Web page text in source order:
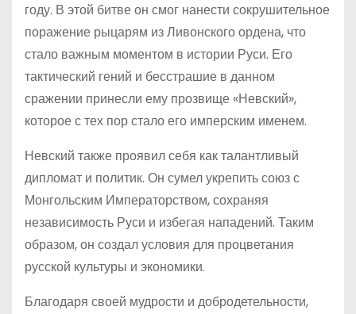
году. В этой битве он смог нанести сокрушительное
поражение рыцарям из Ливонского ордена, что
стало важным моментом в истории Руси. Его
тактический гений и бесстрашие в данном
сражении принесли ему прозвище «Невский»,
которое с тех пор стало его имперским именем.
Невский также проявил себя как талантливый
дипломат и политик. Он сумел укрепить союз с
Монгольским Императорством, сохраняя
независимость Руси и избегая нападений. Таким
образом, он создал условия для процветания
русской культуры и экономики.
Благодаря своей мудрости и добродетельности,